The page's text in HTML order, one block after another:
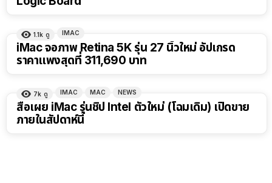
1.1k ดู IMAC
iMac จอภาพ Retina 5K รุ่น 27 นิ้วใหม่ อัปเกรด
ราคาแพงสุดที่ 311,690 บาท
7k ดู IMAC MAC NEWS
สื่อเผย iMac รุ่นชิป Intel ตัวใหม่ (โฉมเดิม) เปิดขาย
ภายในสัปดาห์นี้